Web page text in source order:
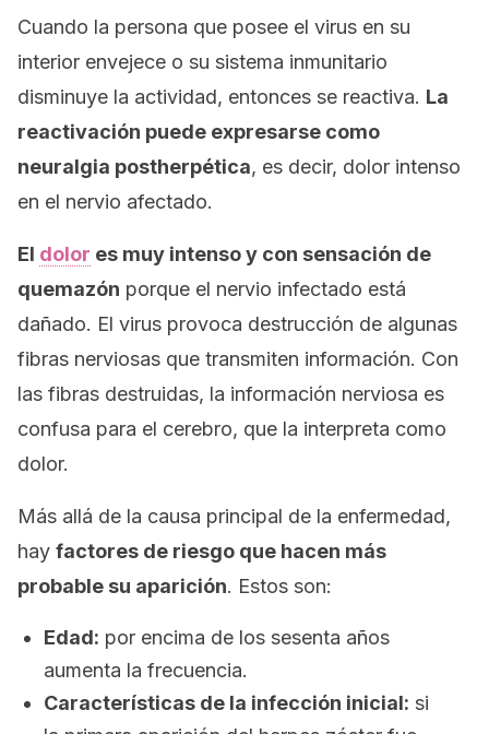
Cuando la persona que posee el virus en su
interior envejece o su sistema inmunitario
disminuye la actividad, entonces se reactiva. La
reactivación puede expresarse como
neuralgia postherpética, es decir, dolor intenso
en el nervio afectado.
El dolor es muy intenso y con sensación de
quemazón porque el nervio infectado está
dañado. El virus provoca destrucción de algunas
fibras nerviosas que transmiten información. Con
las fibras destruidas, la información nerviosa es
confusa para el cerebro, que la interpreta como
dolor.
Más allá de la causa principal de la enfermedad,
hay factores de riesgo que hacen más
probable su aparición. Estos son:
Edad: por encima de los sesenta años
aumenta la frecuencia.
Características de la infección inicial: si